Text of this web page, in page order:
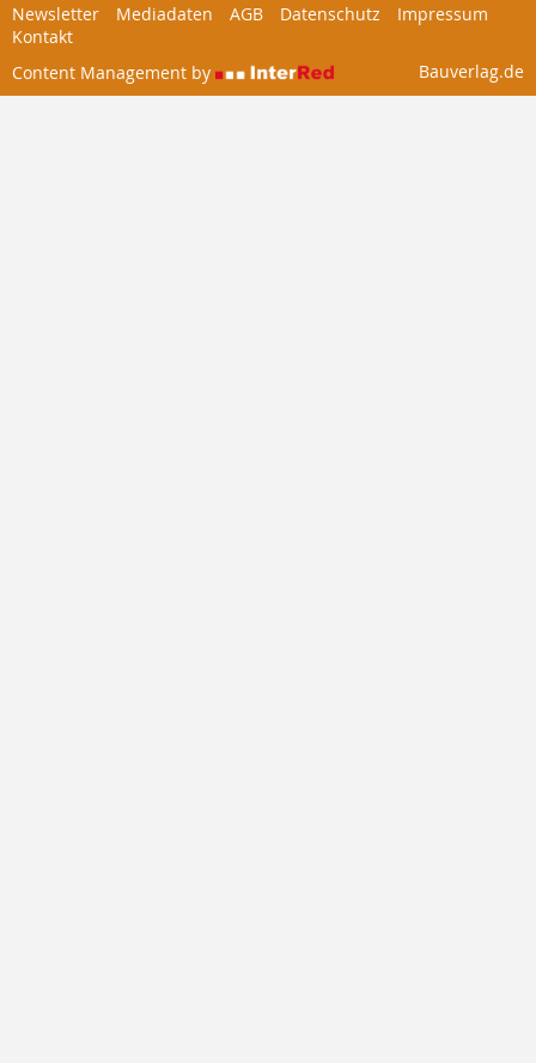
Newsletter Mediadaten AGB Datenschutz
Impressum
Kontakt
Content Management by
Bauverlag.de